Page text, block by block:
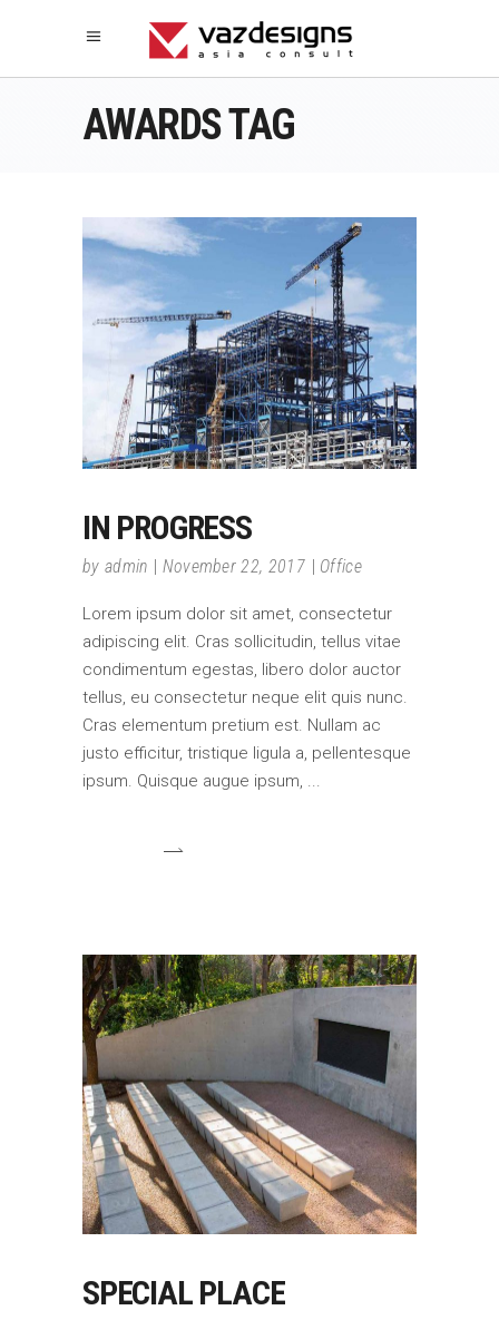
AWARDS TAG
IN PROGRESS
by admin November 22, 2017 Office
Lorem ipsum dolor sit amet, consectetur
adipiscing elit. Cras sollicitudin, tellus vitae
condimentum egestas, libero dolor auctor
tellus, eu consectetur neque elit quis nunc.
Cras elementum pretium est. Nullam ac
justo efficitur, tristique ligula a, pellentesque
ipsum. Quisque augue ipsum,
SPECIAL PLACE